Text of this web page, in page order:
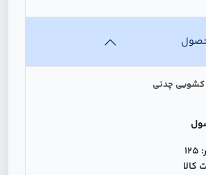
کشویی چدنی
125
کالا